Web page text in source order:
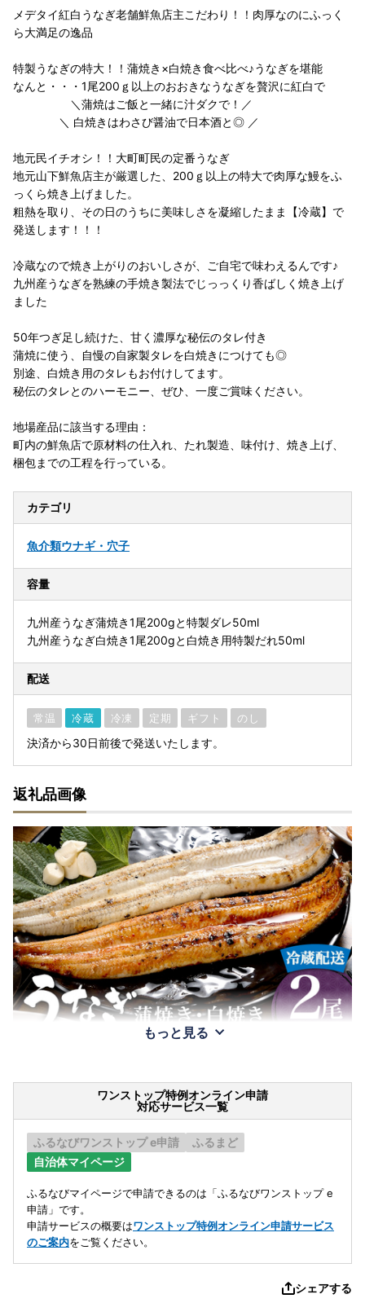
メデタイ紅白うなぎ老舗鮮魚店主こだわり！！肉厚なのにふっく
ら大満足の逸品
特製うなぎの特大！！蒲焼き×白焼き食べ比べ♪うなぎを堪能
なんと・・・1尾200ｇ以上のおおきなうなぎを贅沢に紅白で
＼蒲焼はご飯と一緒に汁ダクで！／
＼ 白焼きはわさび醤油で日本酒と◎ ／
地元民イチオシ！！大町町民の定番うなぎ
地元山下鮮魚店主が厳選した、200ｇ以上の特大で肉厚な鰻をふ
っくら焼き上げました。
粗熱を取り、その日のうちに美味しさを凝縮したまま【冷蔵】で
発送します！！！
冷蔵なので焼き上がりのおいしさが、ご自宅で味わえるんです♪
九州産うなぎを熟練の手焼き製法でじっっくり香ばしく焼き上げ
ました
50年つぎ足し続けた、甘く濃厚な秘伝のタレ付き
蒲焼に使う、自慢の自家製タレを白焼きにつけても◎
別途、白焼き用のタレもお付けしてます。
秘伝のタレとのハーモニー、ぜひ、一度ご賞味ください。
地場産品に該当する理由：
町内の鮮魚店で原材料の仕入れ、たれ製造、味付け、焼き上げ、
梱包までの工程を行っている。
カテゴリ
魚介類ウナギ・穴子
容量
九州産うなぎ蒲焼き1尾200gと特製ダレ50ml
九州産うなぎ白焼き1尾200gと白焼き用特製だれ50ml
配送
常温 冷蔵 冷凍 定期 ギフト のし
決済から30日前後で発送いたします。
返礼品画像
もっと見る
ワンストップ特例オンライン申請
対応サービス一覧
ふるなびワンストップ e申請
ふるまど
自治体マイページ
ふるなびマイページで申請できるのは「ふるなびワンストップ e
申請」です。
申請サービスの概要はワンストップ特例オンライン申請サービス
のご案内をご覧ください。
シェアする